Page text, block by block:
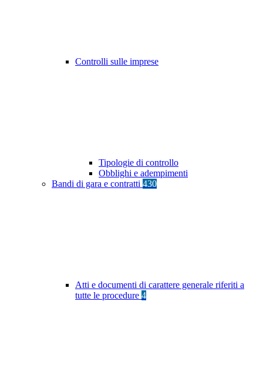
Controlli sulle imprese
Tipologie di controllo
Obblighi e adempimenti
Bandi di gara e contratti 430
Atti e documenti di carattere generale riferiti a
tutte le procedure 4